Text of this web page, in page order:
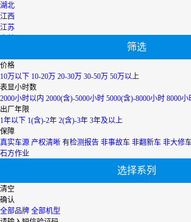
湖北
江西
江苏
宁夏
内蒙古
青海
上海
陕西
山西
山东
四川
天津
台湾
新疆
香港
云南
浙江
筛选
价格
10万以下 10-20万 20-30万 30-50万 50万以上
表显小时数
2000小时以内 2000(含)-5000小时 5000(含)-8000小时 8000
出厂年限
1年以下 1(含)-2年 2(含)-3年 3年及以上
保障
真实车源 产权清晰 有检测报告 非事故车 非翻新车 非大修
石方作业
选择系列
清空
确认
全部品牌 全部机型